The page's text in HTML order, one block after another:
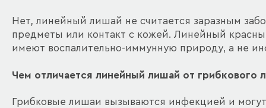
Нет, линейный лишай не считается заразным
предметы или контакт с кожей. Линейный
имеют воспалительно-иммунную природу, а не
Чем отличается линейный лишай от грибкового
Грибковые лишаи вызываются инфекцией и